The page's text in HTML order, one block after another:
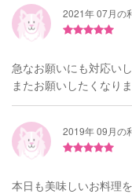
2021年 07月の
急なお願いにも対応い
またお願いしたくなりま
2019年 09月の
本日も美味しいお料理